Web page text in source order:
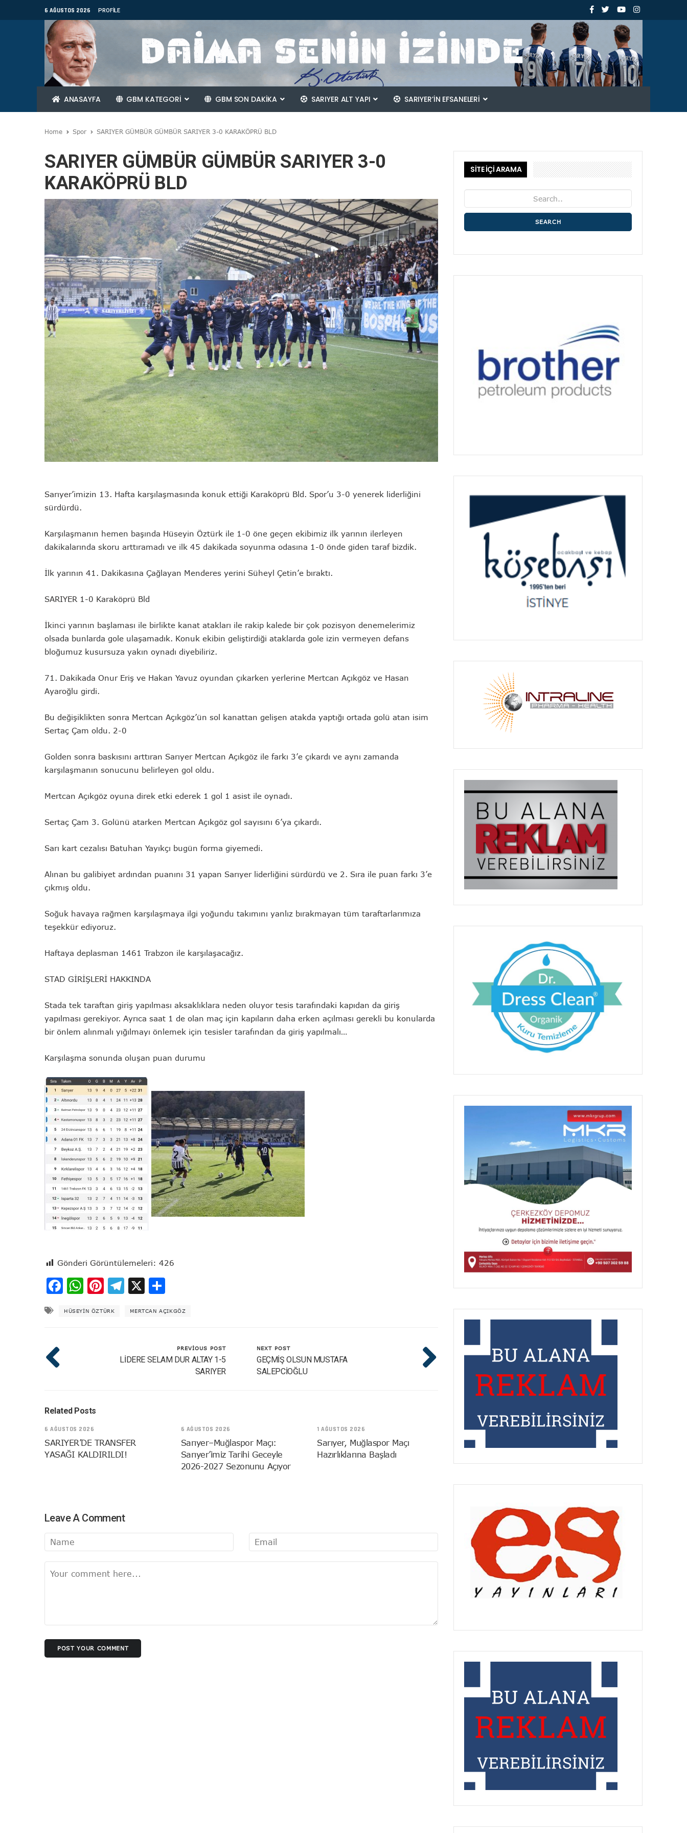
6 AĞUSTOS 2026 PROFILE
ANASAYFA GBM KATEGORİ GBM SON DAKİKA SARIYER ALT YAPI SARIYER’IN EFSANELERI
Home Spor SARIYER GÜMBÜR GÜMBÜR SARIYER 3-0 KARAKÖPRÜ BLD
SARIYER GÜMBÜR GÜMBÜR SARIYER 3-0
KARAKÖPRÜ BLD
Sarıyer’imizin 13. Hafta karşılaşmasında konuk ettiği Karaköprü Bld. Spor’u 3-0 yenerek liderliğini
sürdürdü.
Karşılaşmanın hemen başında Hüseyin Öztürk ile 1-0 öne geçen ekibimiz ilk yarının ilerleyen
dakikalarında skoru arttıramadı ve ilk 45 dakikada soyunma odasına 1-0 önde giden taraf bizdik.
İlk yarının 41. Dakikasına Çağlayan Menderes yerini Süheyl Çetin’e bıraktı.
SARIYER 1-0 Karaköprü Bld
İkinci yarının başlaması ile birlikte kanat atakları ile rakip kalede bir çok pozisyon denemelerimiz
olsada bunlarda gole ulaşamadık. Konuk ekibin geliştirdiği ataklarda gole izin vermeyen defans
bloğumuz kusursuza yakın oynadı diyebiliriz.
71. Dakikada Onur Eriş ve Hakan Yavuz oyundan çıkarken yerlerine Mertcan Açıkgöz ve Hasan
Ayaroğlu girdi.
Bu değişiklikten sonra Mertcan Açıkgöz’ün sol kanattan gelişen atakda yaptığı ortada golü atan isim
Sertaç Çam oldu. 2-0
Golden sonra baskısını arttıran Sarıyer Mertcan Açıkgöz ile farkı 3’e çıkardı ve aynı zamanda
karşılaşmanın sonucunu belirleyen gol oldu.
Mertcan Açıkgöz oyuna direk etki ederek 1 gol 1 asist ile oynadı.
Sertaç Çam 3. Golünü atarken Mertcan Açıkgöz gol sayısını 6’ya çıkardı.
Sarı kart cezalısı Batuhan Yayıkçı bugün forma giyemedi.
Alınan bu galibiyet ardından puanını 31 yapan Sarıyer liderliğini sürdürdü ve 2. Sıra ile puan farkı 3’e
çıkmış oldu.
Soğuk havaya rağmen karşılaşmaya ilgi yoğundu takımını yanlız bırakmayan tüm taraftarlarımıza
teşekkür ediyoruz.
Haftaya deplasman 1461 Trabzon ile karşılaşacağız.
STAD GİRİŞLERİ HAKKINDA
Stada tek taraftan giriş yapılması aksaklıklara neden oluyor tesis tarafındaki kapıdan da giriş
yapılması gerekiyor. Ayrıca saat 1 de olan maç için kapıların daha erken açılması gerekli bu konularda
bir önlem alınmalı yığılmayı önlemek için tesisler tarafından da giriş yapılmalı…
Karşılaşma sonunda oluşan puan durumu
Gönderi Görüntülemeleri: 426
Facebook
WhatsApp
Pinterest
Telegram
X
HÜSEYIN ÖZTÜRK MERTCAN AÇIKGÖZ
PREVIOUS POST
LİDERE SELAM DUR ALTAY 1-5
SARIYER
NEXT POST
GEÇMİŞ OLSUN MUSTAFA
SALEPCİOĞLU
Related Posts
6 AĞUSTOS 2026
SARIYER’DE TRANSFER
YASAĞI KALDIRILDI!
6 AĞUSTOS 2026
Sarıyer–Muğlaspor Maçı:
Sarıyer’imiz Tarihi Geceyle
2026-2027 Sezonunu Açıyor
1 AĞUSTOS 2026
Sarıyer, Muğlaspor Maçı
Hazırlıklarına Başladı
Leave A Comment
POST YOUR COMMENT
SİTE İÇİ ARAMA
SEARCH